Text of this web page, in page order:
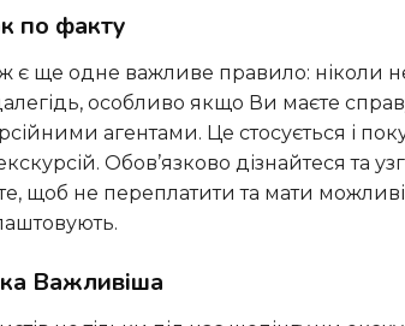
по факту
особливо якщо Ви маєте
агентами. Це стосується і
Обов’язково дізнайтеся та
щоб не переплатити та мати
Важливіша